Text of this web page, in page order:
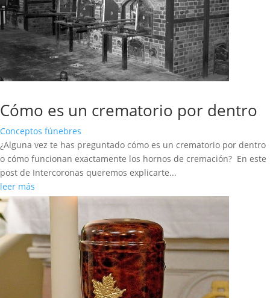
Cómo es un crematorio por dentro
Conceptos fúnebres
¿Alguna vez te has preguntado cómo es un crematorio por dentro
o cómo funcionan exactamente los hornos de cremación? En este
post de Intercoronas queremos explicarte...
leer más